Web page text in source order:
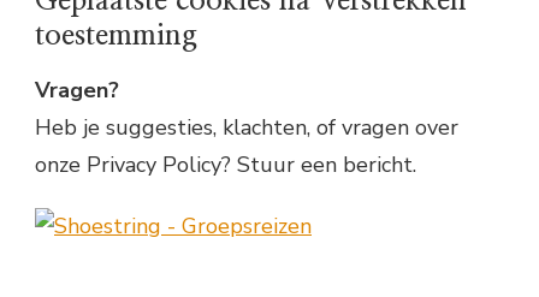
toestemming
Vragen?
Heb je suggesties, klachten, of vragen over
onze Privacy Policy? Stuur een bericht.